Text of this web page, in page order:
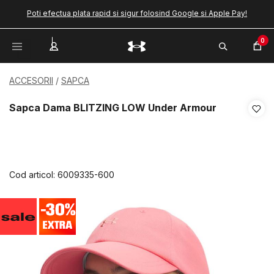
Poti efectua plata rapid si sigur folosind Google si Apple Pay!
0
ACCESORII SAPCA
Sapca Dama BLITZING LOW Under Armour
Cod articol: 6009335-600